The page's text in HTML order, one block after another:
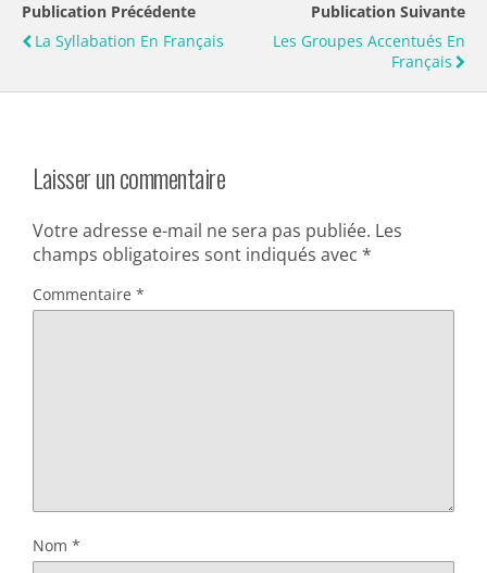
Publication Précédente
La Syllabation En Français
Publication Suivante
Les Groupes Accentués En
Français
Laisser un commentaire
Votre adresse e-mail ne sera pas publiée. Les
champs obligatoires sont indiqués avec *
Commentaire *
Nom *